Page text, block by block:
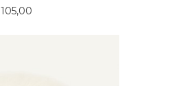
Pris
105,00